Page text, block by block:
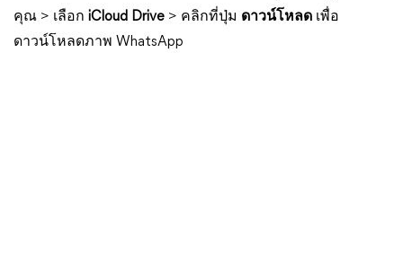
คุณ > เลือก iCloud Drive > คลิกที่ปุ่ม ดาวน์โหลด เพื่อ
ดาวน์โหลดภาพ WhatsApp